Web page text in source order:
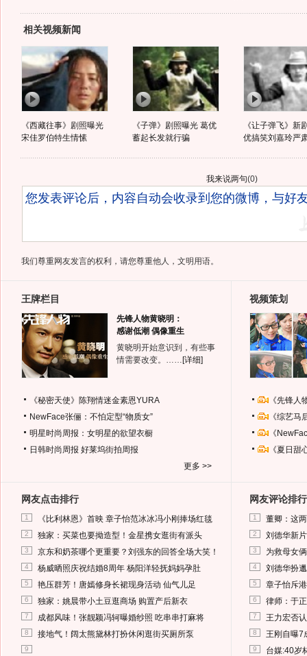
相关视频新闻
《西藏往事》剧照曝光
宋佳罗伯特生情愫
《子弹》剧照曝光 葛优
蓄起长发就行骗
《让子弹飞》新
优搞笑刘嘉玲严
我来说两句(0)
我们尊重网友发言的权利，请您尊重他人，文明用语。
王牌栏目
先锋人物黄晓明：
感谢低潮 偶像重生
黄晓明开始意识到，有些事
情需要改变。…… [详细]
《秘密天使》陈翔情迷金素恩YURA
NewFace张俪：不怕定型“物质女”
明星时尚周报：女明星的欲望衣橱
日韩时尚周报 好莱坞街拍周报
更多 >>
视频策划
《先锋
《综艺
《
《夏日
网友点击排行
1 《比利林恩》首映 章子怡范冰冰冯小刚捧场红毯
2 独家：买菜也要拗造型！金星携女逛街有派头
3 京东和奶茶哪个更重要？刘强东的回答全场大笑！
4 杨威晒照庆祝结婚8周年 杨阳洋轻抚妈妈孕肚
5 艳压群芳！唐嫣修身长裙现身活动 仙气儿足
6 独家：姚晨带小土豆逛商场 购置产后新衣
7 成都风味！张靓颖冯轲曝婚纱照 吃串串打麻将
8 接地气！阔太熊黛林打扮休闲逛街买厕所泵
9
网友评论排行
1 董卿：这
2 刘德华新
3 为救母女
4 刘德华扮
5 章子怡斥
6 律师：于
7 王力宏否
8 王刚自曝7
9 台媒:40岁